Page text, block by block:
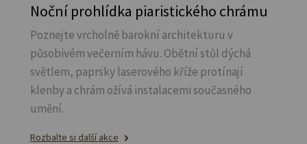
Noční prohlídka piaristického chrámu
Poznejte vrcholně barokní architekturu v
působivém večerním hávu. Obětní stůl dýchá
světlem, paprsky laserového kříže protínají
klenby a chrám ožívá instalacemi současného
umění.
Rozbalte si další akce